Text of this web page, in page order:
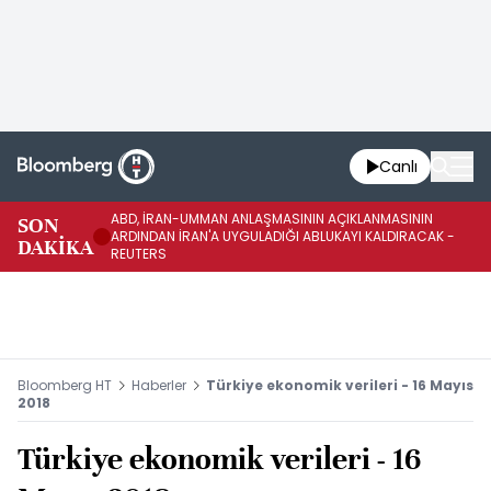
Canlı
SON
DAKİKA
ABD, İRAN-UMMAN ANLAŞMASININ AÇIKLANMASININ
ARDINDAN İRAN'A UYGULADIĞI ABLUKAYI KALDIRACAK -
REUTERS
Bloomberg HT Haberler
Türkiye ekonomik verileri - 16 Mayıs
2018
Türkiye ekonomik verileri - 16